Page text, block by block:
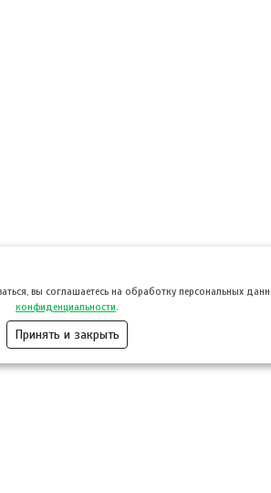
вы соглашаетесь на обработку персональных
конфиденциальности
Принять и закрыть